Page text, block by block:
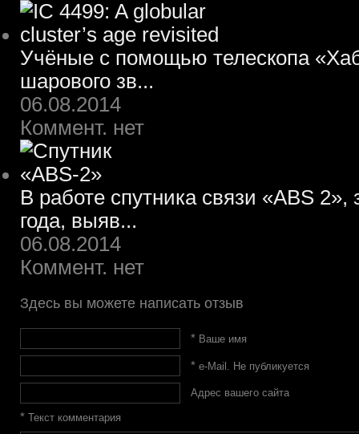
Учёные с помощью телескопа
шарового зв...
06.08.2014
Коммент. нет
В работе спутника связи «ABS
года, выяв...
06.08.2014
Коммент. нет
Здесь вы можете написать отзыв
*Ваше имя
*e-Mail. Не публикуется
Адрес вашего сайта
* Текст комментария